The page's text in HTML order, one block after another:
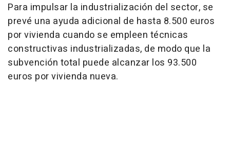
Para impulsar la industrialización del sector, se
prevé una ayuda adicional de hasta 8.500 euros
por vivienda cuando se empleen técnicas
constructivas industrializadas, de modo que la
subvención total puede alcanzar los 93.500
euros por vivienda nueva.